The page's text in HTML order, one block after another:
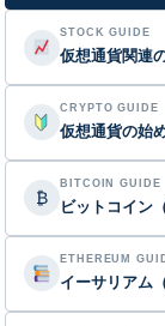
STOCK GUIDE
仮想通貨関連
CRYPTO GUIDE
仮想通貨の始
₿
BITCOIN GUIDE
ビットコイン
ETHEREUM
イーサリアム